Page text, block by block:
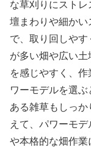
な草刈りにスト
壇まわりや細か
で、取り回しや
が多い畑や広い
を感じやすく、
ワーモデルを選
ある雑草もしっ
えて、パワーモ
や本格的な畑作